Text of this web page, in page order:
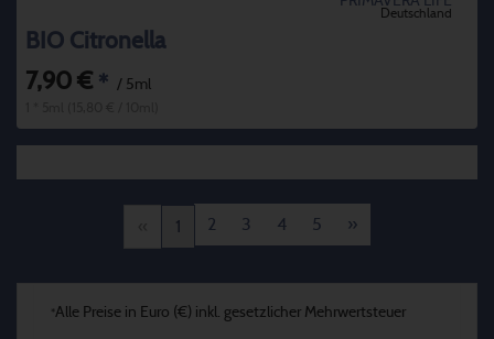
Deutschland
BIO Citronella
7,90 € * / 5ml
1 2 3 4 5 »
*Alle Preise in Euro (€) inkl. gesetzlicher Mehrwertsteuer